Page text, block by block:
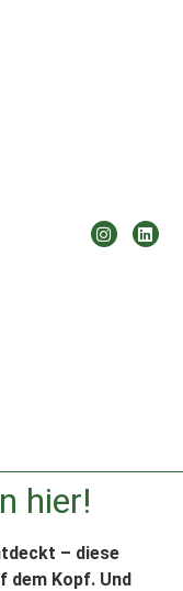
hier!
– diese
dem Kopf. Und